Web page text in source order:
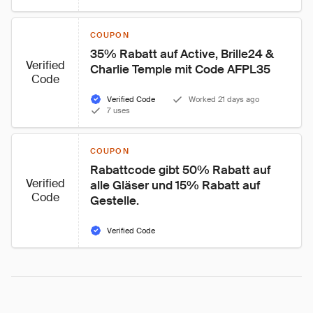
Verified
Code
COUPON
35% Rabatt auf Active, Brille24 &
Charlie Temple mit Code AFPL35
Verified Code
Worked 21 days ago
7 uses
Verified
Code
COUPON
Rabattcode gibt 50% Rabatt auf
alle Gläser und 15% Rabatt auf
Gestelle.
Verified Code